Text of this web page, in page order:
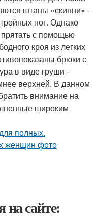
штаны «скинни» -
ног. Однако
с помощью
кроя из легких
брюки с
в виде груши -
верхней. В данном
внимание на
широким
на сайте: